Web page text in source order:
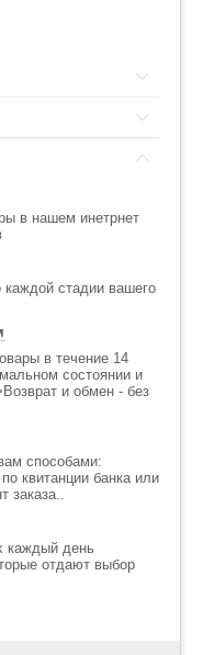
в нашем инетрнет
стадии вашего
в течение 14
состоянии и
и обмен - без
способами:
квитанции банка или
заказа..
каждый день
отдают выбор